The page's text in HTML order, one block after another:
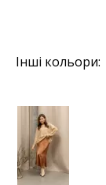
Інші кольори: